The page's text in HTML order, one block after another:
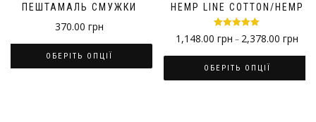
ПЕШТАМАЛЬ СМУЖКИ
370.00 грн
ОБЕРІТЬ ОПЦІЇ
HEMP LINE COTTON/HEMP
Оцінено в
5.00з 5
1,148.00 грн – 2,378.00 грн
ОБЕРІТЬ ОПЦІЇ